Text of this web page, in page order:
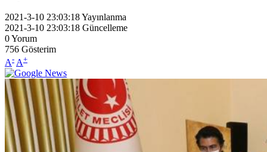
2021-3-10 23:03:18Yayınlanma
2021-3-10 23:03:18 Güncelleme
0Yorum
756 Gösterim
A- A+